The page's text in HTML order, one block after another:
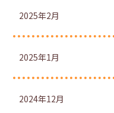
2025年2月
2025年1月
2024年12月